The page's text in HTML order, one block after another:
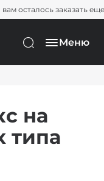
заказать еще на2
Меню
на
типа